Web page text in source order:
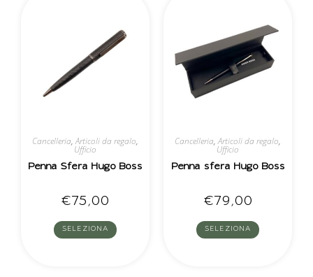
Cancelleria,Articoli da regalo,
Ufficio
Penna Sfera Hugo Boss
€ 75,00
SELEZIONA
Cancelleria,Articoli da regalo,
Ufficio
Penna sfera Hugo Boss
€ 79,00
SELEZIONA